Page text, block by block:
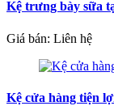
Kệ trưng bày sữa
Giá bán: Liên hệ
Kệ cửa hàng tiện